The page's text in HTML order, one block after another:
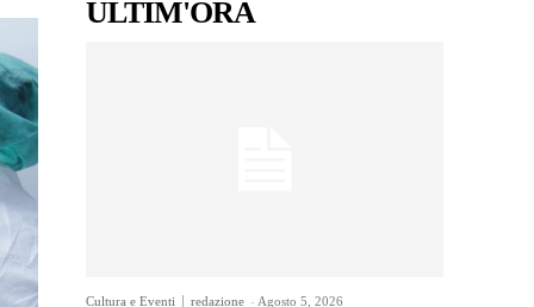
ULTIM'ORA
Cultura e Eventi redazione - Agosto 5, 2026